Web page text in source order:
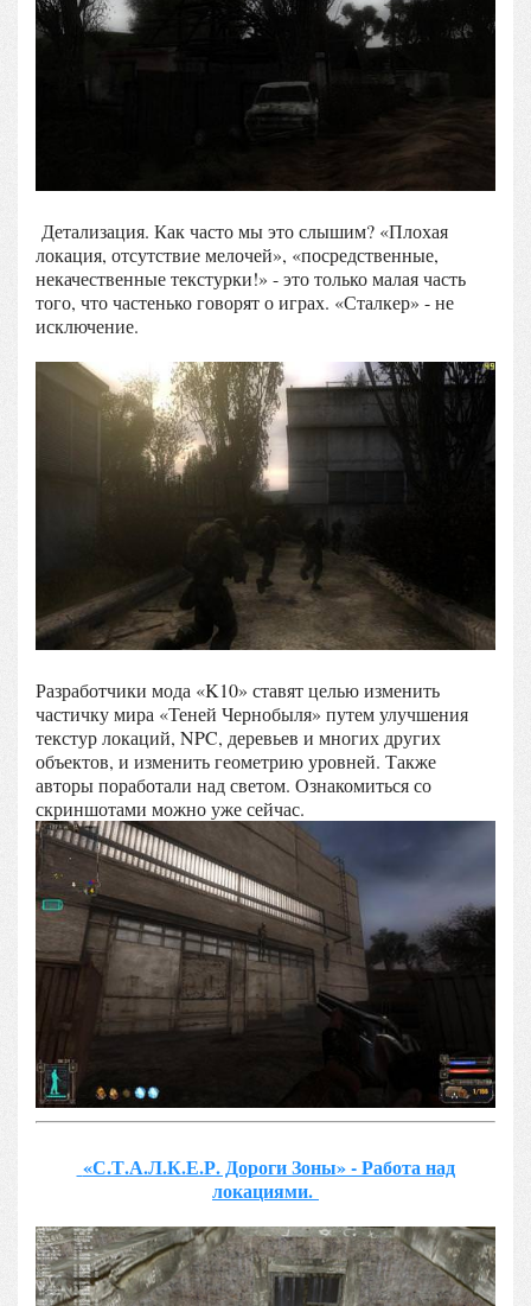
Детализация. Как часто мы это слышим? «Плохая
локация, отсутствие мелочей», «посредственные,
некачественные текстурки!» - это только малая часть
того, что частенько говорят о играх. «Сталкер» - не
исключение.
Разработчики мода «K10» ставят целью изменить
частичку мира «Теней Чернобыля» путем улучшения
текстур локаций, NPC, деревьев и многих других
объектов, и изменить геометрию уровней. Также
авторы поработали над светом. Ознакомиться со
скриншотами можно уже сейчас.
«С.Т.А.Л.К.Е.Р. Дороги Зоны» - Работа над
локациями.